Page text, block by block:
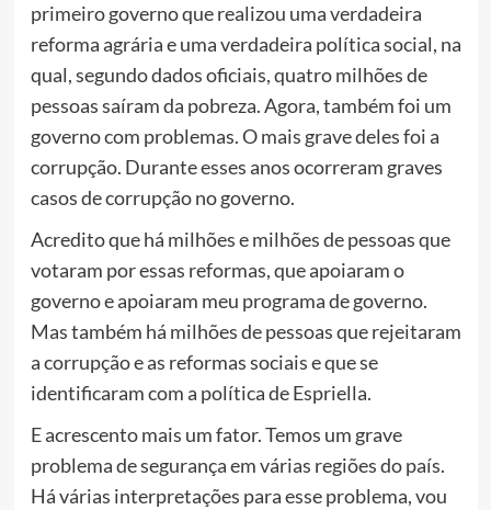
primeiro governo que realizou uma verdadeira
reforma agrária e uma verdadeira política social, na
qual, segundo dados oficiais, quatro milhões de
pessoas saíram da pobreza. Agora, também foi um
governo com problemas. O mais grave deles foi a
corrupção. Durante esses anos ocorreram graves
casos de corrupção no governo.
Acredito que há milhões e milhões de pessoas que
votaram por essas reformas, que apoiaram o
governo e apoiaram meu programa de governo.
Mas também há milhões de pessoas que rejeitaram
a corrupção e as reformas sociais e que se
identificaram com a política de Espriella.
E acrescento mais um fator. Temos um grave
problema de segurança em várias regiões do país.
Há várias interpretações para esse problema, vou